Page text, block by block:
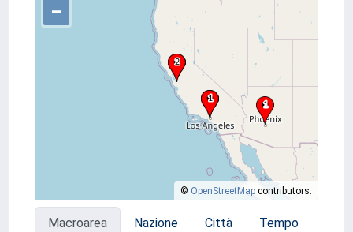
–
© OpenStreetMap contributors.
Macroarea Nazione Città Tempo